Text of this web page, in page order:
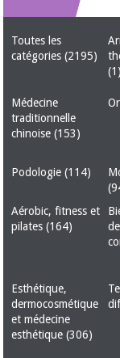
Offres
Outlet
Académie
Fisaude
médical
Médecine
Mobilier
Armoires
Matériel de
pour les
coronavirus
Aérobic,
Nouveautes
Offres
Fisaude
médical
chinoise
Mobilier
Armoires
thérapeutiques
Toutes les
catégories (2195)
(1)
Médecine
traditionnelle
chinoise (153)
Podologie (114)
Aérobic, fitness et
pilates (164)
Esthétique,
dermocosmétique
et médecine
esthétique (306)